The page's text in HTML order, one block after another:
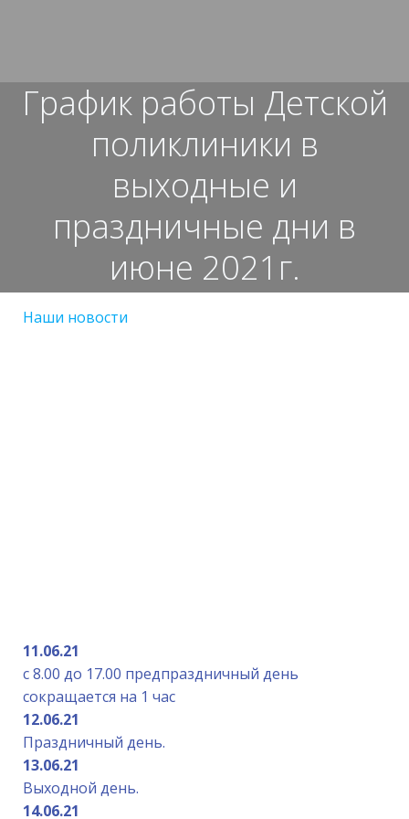
График работы Детской
поликлиники в
выходные и
праздничные дни в
июне 2021г.
Наши новости
11.06.21
с 8.00 до 17.00 предпраздничный день
сокращается на 1 час
12.06.21
Праздничный день.
13.06.21
Выходной день.
14.06.21